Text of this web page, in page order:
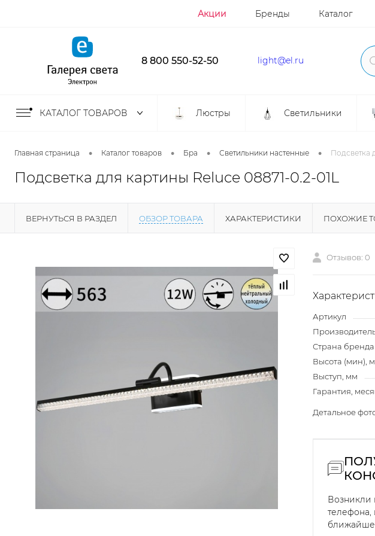
Акции Бренды Каталог
8 800 550-52-50 light@el.ru
КАТАЛОГ ТОВАРОВ Люстры Светильники
Главная страница • Каталог товаров • Бра • Светильники настенные • Подсветка
Подсветка для картины Reluce 08871-0.2-01L
ВЕРНУТЬСЯ В РАЗДЕЛ ОБЗОР ТОВАРА ХАРАКТЕРИСТИКИ ПОХОЖИЕ
Отзывов: 0
Артикул
Страна бренда
Высота (мин),
Выступ, мм
Гарантия,
Детальное
Возникли
телефона,